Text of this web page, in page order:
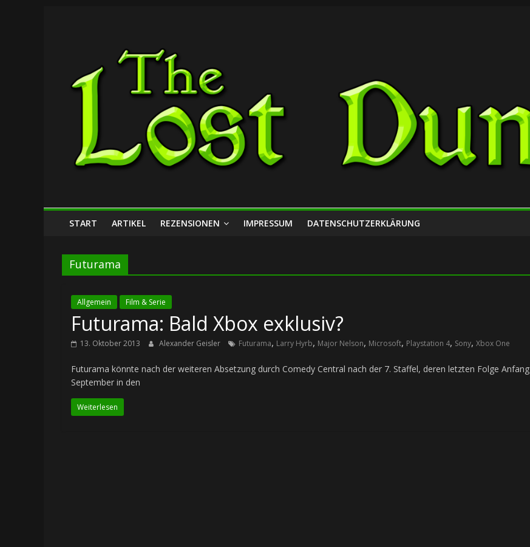
Lost
Dungeon
START ARTIKEL REZENSIONEN IMPRESSUM DATENSCHUTZERKLÄRUNG
Futurama
Allgemein Film & Serie
Futurama: Bald Xbox exklusiv?
13. Oktober 2013 Alexander Geisler Futurama, Larry Hyrb, Major Nelson, Microsoft, Playstation 4, Sony, Xbox One
Futurama könnte nach der weiteren Absetzung durch Comedy Central nach der 7. Staffel, deren letzten Folge Anfang
September in den
Weiterlesen